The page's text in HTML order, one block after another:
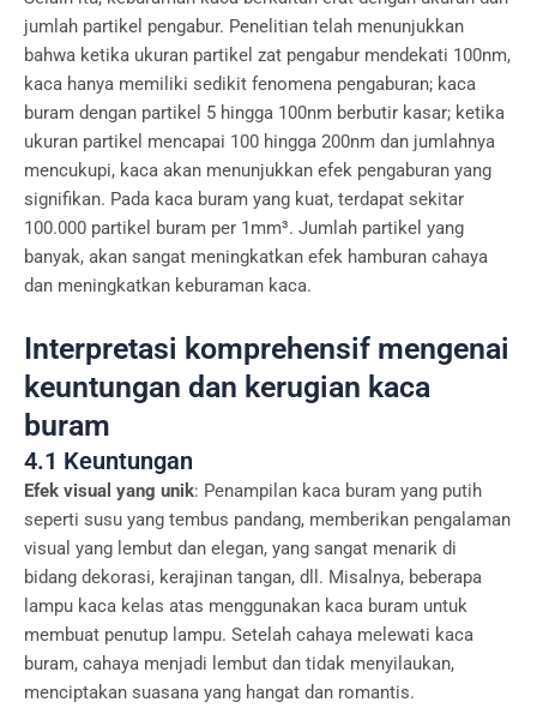
jumlah partikel pengabur. Penelitian telah menunjukkan
bahwa ketika ukuran partikel zat pengabur mendekati 100nm,
kaca hanya memiliki sedikit fenomena pengaburan; kaca
buram dengan partikel 5 hingga 100nm berbutir kasar; ketika
ukuran partikel mencapai 100 hingga 200nm dan jumlahnya
mencukupi, kaca akan menunjukkan efek pengaburan yang
signifikan. Pada kaca buram yang kuat, terdapat sekitar
100.000 partikel buram per 1mm³. Jumlah partikel yang
banyak, akan sangat meningkatkan efek hamburan cahaya
dan meningkatkan keburaman kaca.
Interpretasi komprehensif mengenai
keuntungan dan kerugian kaca
buram
4.1 Keuntungan
Efek visual yang unik: Penampilan kaca buram yang putih
seperti susu yang tembus pandang, memberikan pengalaman
visual yang lembut dan elegan, yang sangat menarik di
bidang dekorasi, kerajinan tangan, dll. Misalnya, beberapa
lampu kaca kelas atas menggunakan kaca buram untuk
membuat penutup lampu. Setelah cahaya melewati kaca
buram, cahaya menjadi lembut dan tidak menyilaukan,
menciptakan suasana yang hangat dan romantis.